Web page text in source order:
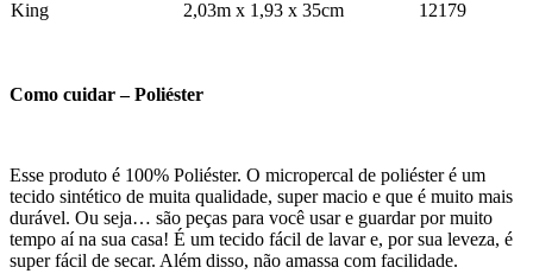
King
2,03m x 1,93 x 35cm 12179
Como cuidar – Poliéster
Esse produto é 100% Poliéster. O micropercal de poliéster é um
tecido sintético de muita qualidade, super macio e que é muito mais
durável. Ou seja… são peças para você usar e guardar por muito
tempo aí na sua casa! É um tecido fácil de lavar e, por sua leveza, é
super fácil de secar. Além disso, não amassa com facilidade.